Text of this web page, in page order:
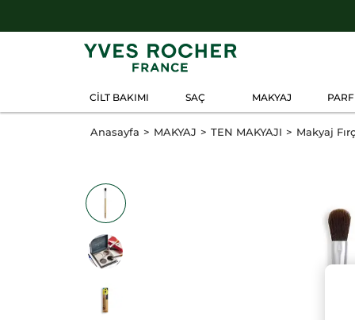
CİLT BAKIMI SAÇ MAKYAJ
Anasayfa MAKYAJ TEN MAKYAJI Makyaj